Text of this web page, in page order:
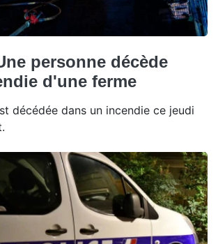
personne décède
d'une ferme
décédée dans un incendie ce jeudi